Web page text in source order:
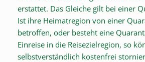
erstattet. Das Gleiche gilt bei einer
Ist ihre Heimatregion von einer
betroffen, oder besteht eine
Einreise in die Reisezielregion, so
selbstverständlich kostenfrei